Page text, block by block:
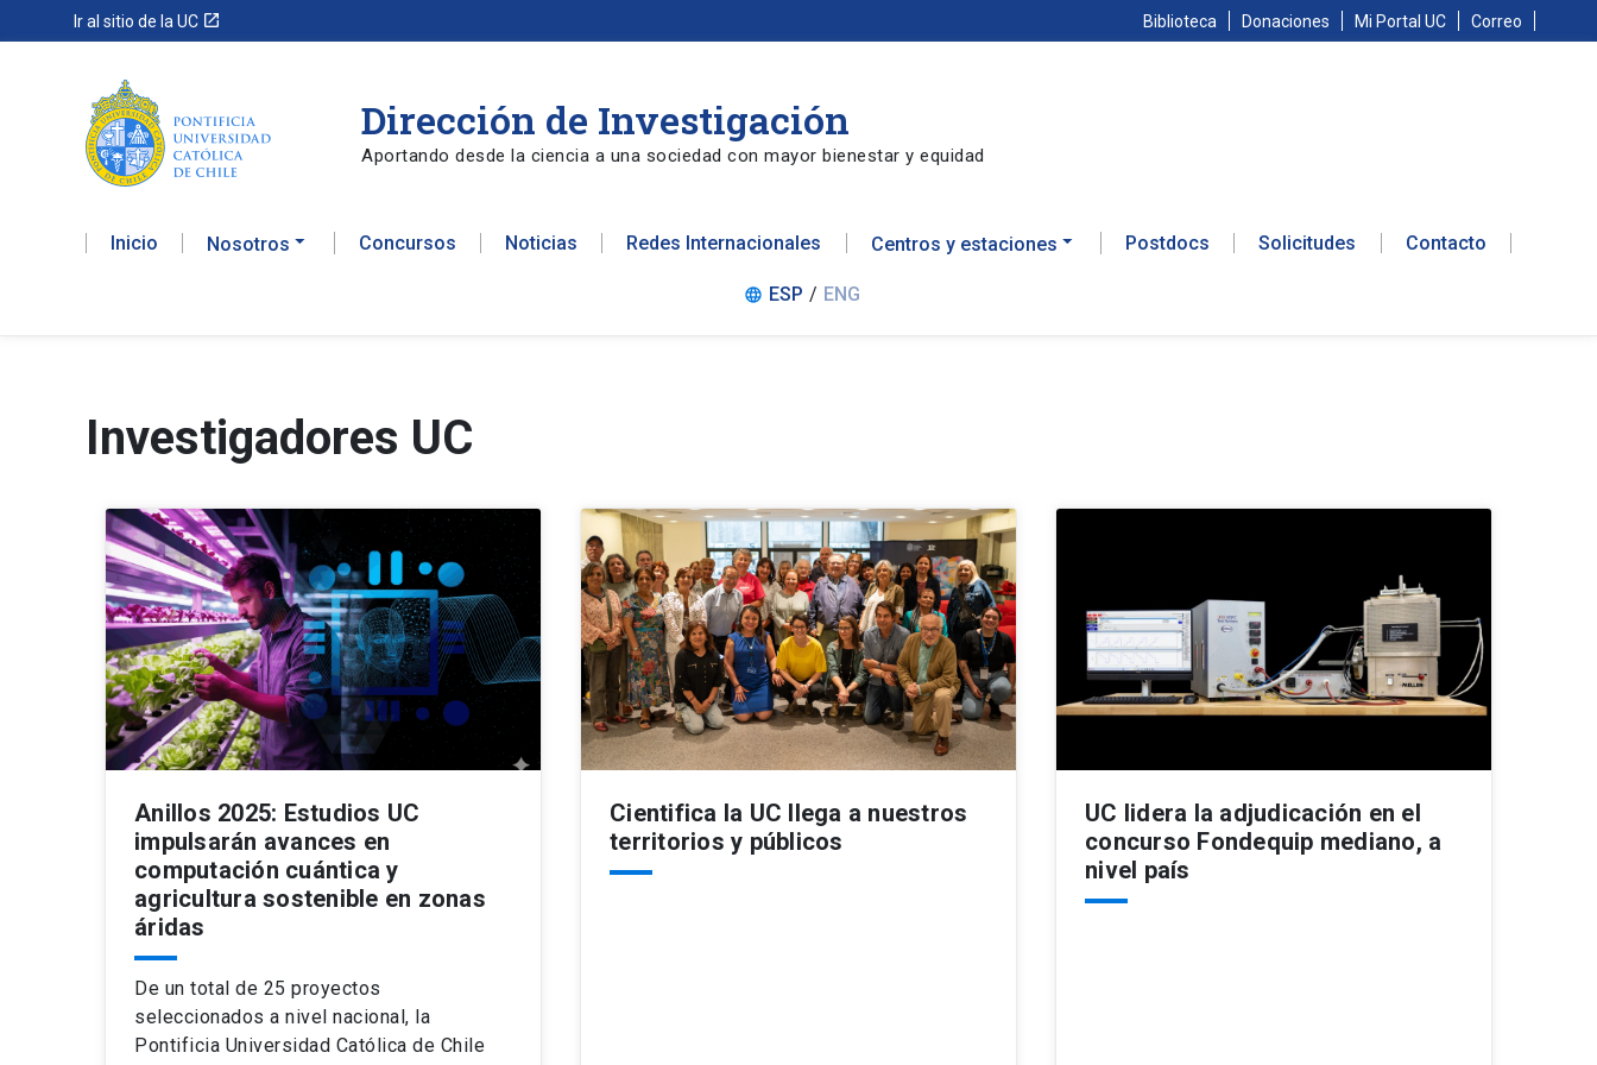
Ir al sitio de la UC launch Biblioteca Donaciones Mi Portal UC Correo
Dirección de Investigación
Aportando desde la ciencia a una sociedad con mayor bienestar y equidad
Inicio Nosotros Concursos Noticias Redes Internacionales Centros y estaciones Postdocs Solicitudes Contacto
language ESP / ENG
Investigadores UC
Anillos 2025: Estudios UC
impulsarán avances en
computación cuántica y
agricultura sostenible en zonas
áridas
De un total de 25 proyectos
seleccionados a nivel nacional, la
Pontificia Universidad Católica de Chile
Cientifica la UC llega a nuestros
territorios y públicos
UC lidera la adjudicación en el
concurso Fondequip mediano, a
nivel país